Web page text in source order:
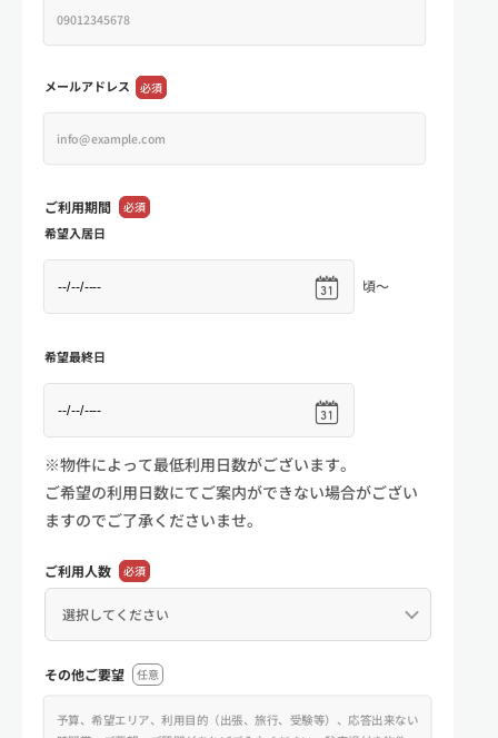
メールアドレス 必須
ご利用期間 必須
希望入居日
頃～
希望最終日
※物件によって最低利用日数がございます。
ご希望の利用日数にてご案内ができない場合がござい
ますのでご了承くださいませ。
ご利用人数 必須
その他ご要望 任意